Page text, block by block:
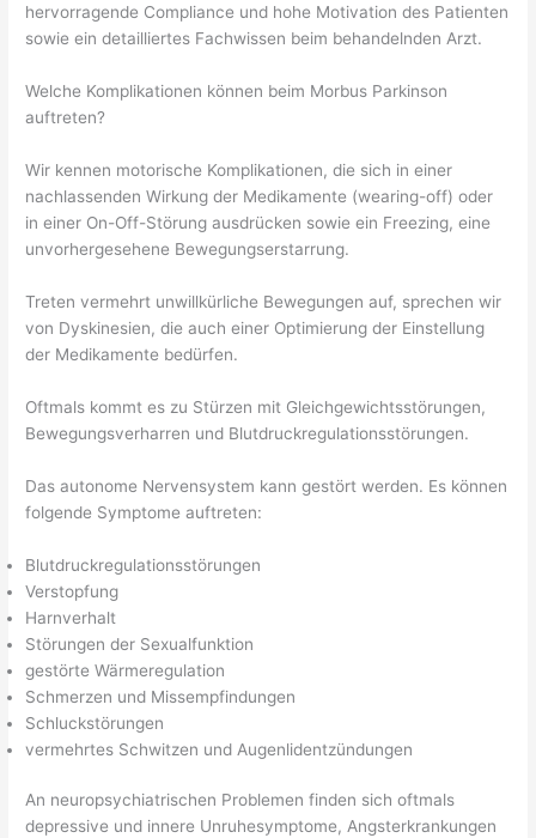
hervorragende Compliance und hohe Motivation des Patienten
sowie ein detailliertes Fachwissen beim behandelnden Arzt.
Welche Komplikationen können beim Morbus Parkinson
auftreten?
Wir kennen motorische Komplikationen, die sich in einer
nachlassenden Wirkung der Medikamente (wearing-off) oder
in einer On-Off-Störung ausdrücken sowie ein Freezing, eine
unvorhergesehene Bewegungserstarrung.
Treten vermehrt unwillkürliche Bewegungen auf, sprechen wir
von Dyskinesien, die auch einer Optimierung der Einstellung
der Medikamente bedürfen.
Oftmals kommt es zu Stürzen mit Gleichgewichtsstörungen,
Bewegungsverharren und Blutdruckregulationsstörungen.
Das autonome Nervensystem kann gestört werden. Es können
folgende Symptome auftreten:
Blutdruckregulationsstörungen
Verstopfung
Harnverhalt
Störungen der Sexualfunktion
gestörte Wärmeregulation
Schmerzen und Missempfindungen
Schluckstörungen
vermehrtes Schwitzen und Augenlidentzündungen
An neuropsychiatrischen Problemen finden sich oftmals
depressive und innere Unruhesymptome, Angsterkrankungen